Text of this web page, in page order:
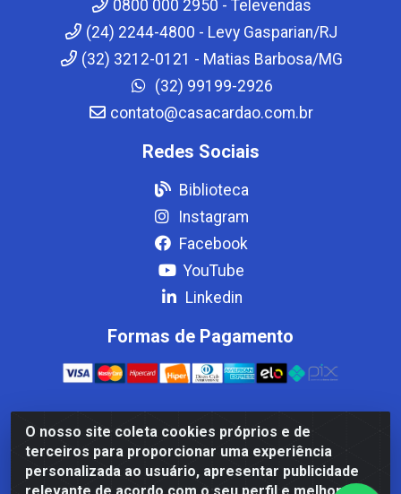
O nosso site coleta cookies próprios e de
terceiros para proporcionar uma experiência
personalizada ao usuário, apresentar publicidade
0800 000 2950 - Televendas
(24) 2244-4800 - Levy Gasparian/RJ
(32) 3212-0121 - Matias Barbosa/MG
(32) 99199-2926
contato@casacardao.com.br
Redes Sociais
Biblioteca
Instagram
Facebook
YouTube
Linkedin
Formas de Pagamento
Casa Cardão LTDA - Av. Amaral Peixoto, 910 - Afonso
ArinosCom, Levy Gasparian/RJ - CEP 25.875-000 - CNPJ
32.287.542/0001-83